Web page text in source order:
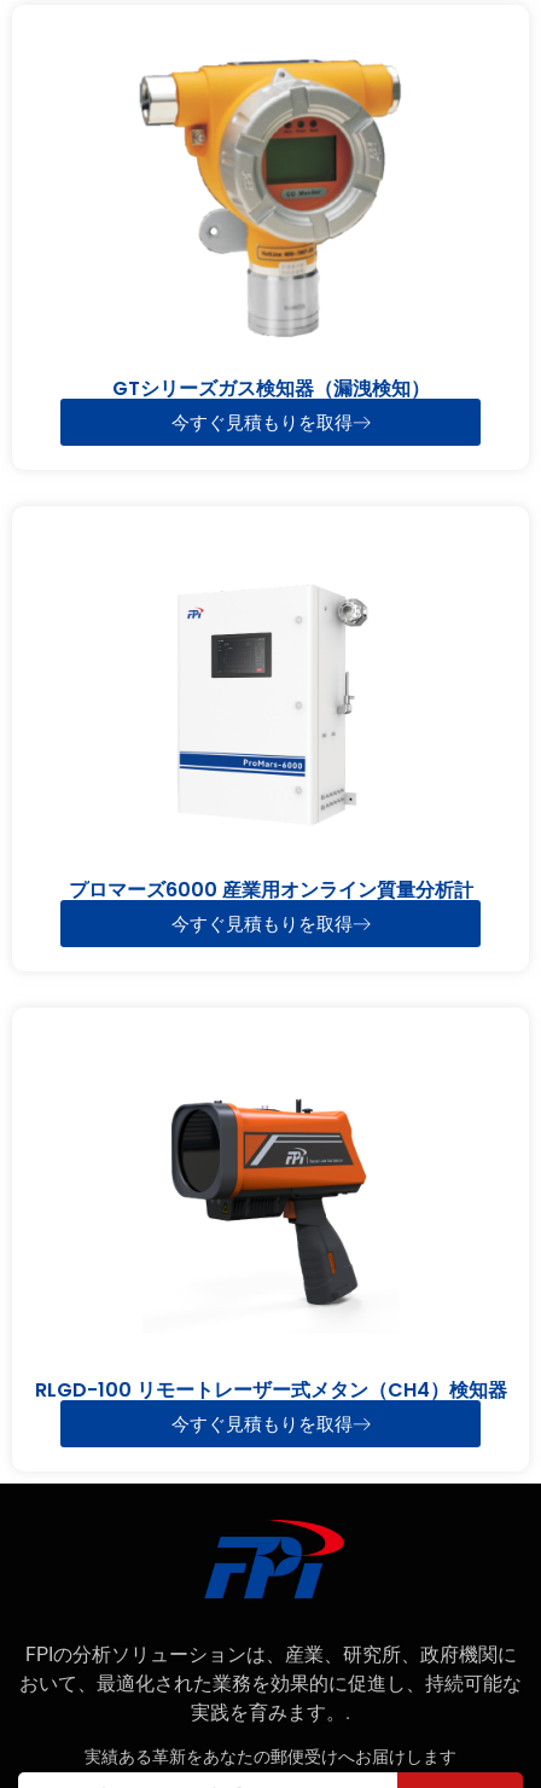
GTシリーズガス検知器（漏洩検知）
今すぐ見積もりを取得
プロマーズ6000 産業用オンライン質量分析計
今すぐ見積もりを取得
RLGD-100 リモートレーザー式メタン（CH4）検知器
今すぐ見積もりを取得
FPIの分析ソリューションは、産業、研究所、政府機関に
おいて、最適化された業務を効果的に促進し、持続可能な
実践を育みます。.
実績ある革新をあなたの郵便受けへお届けします